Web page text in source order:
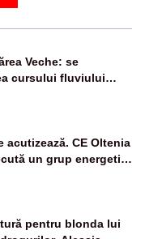
Veche: se
cursului fluviului
acutizează. CE Oltenia
un grup energetic
pentru blonda lui